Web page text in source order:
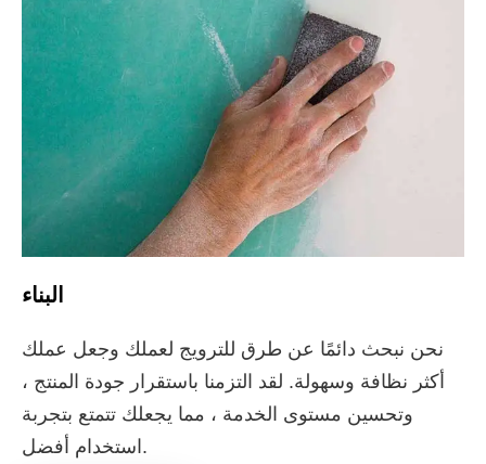
البناء
نحن نبحث دائمًا عن طرق للترويج لعملك وجعل عملك
أكثر نظافة وسهولة. لقد التزمنا باستقرار جودة المنتج ،
وتحسين مستوى الخدمة ، مما يجعلك تتمتع بتجربة
استخدام أفضل.